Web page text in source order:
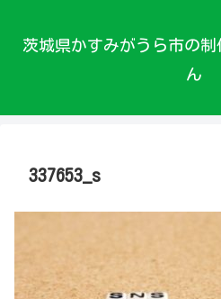
茨城県かすみがうら市の
ん
337653_s